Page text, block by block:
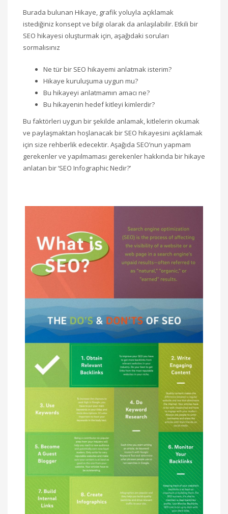
Burada bulunan Hikaye, grafik yoluyla açıklamak
istediğiniz konsept ve bilgi olarak da anlaşılabilir. Etkili bir
SEO hikayesi oluşturmak için, aşağıdaki soruları
sormalısınız
Ne tür bir SEO hikayemi anlatmak isterim?
Hikaye kuruluşuma uygun mu?
Bu hikayeyi anlatmamın amacı ne?
Bu hikayenin hedef kitleyi kimlerdir?
Bu faktörleri uygun bir şekilde anlamak, kitlelerin okumak
ve paylaşmaktan hoşlanacak bir SEO hikayesini açıklamak
için size rehberlik edecektir. Aşağıda SEO’nun yapmam
gerekenler ve yapılmaması gerekenler hakkında bir hikaye
anlatan bir ‘SEO Infographic Nedir?’